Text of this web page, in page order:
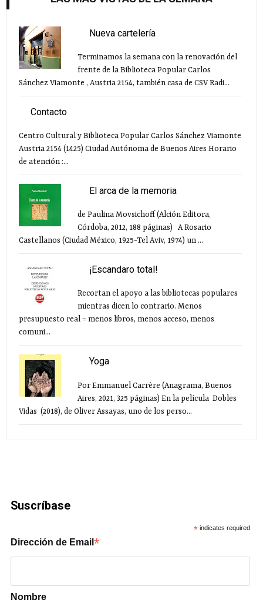
Nueva cartelería
Terminamos la semana con la renovación del
frente de la Biblioteca Popular Carlos
Sánchez Viamonte , Austria 2154, también casa de CSV Radi...
Contacto
Centro Cultural y Biblioteca Popular Carlos Sánchez Viamonte
Austria 2154 (1425) Ciudad Autónoma de Buenos Aires Horario
de atención :...
El arca de la memoria
de Paulina Movsichoff (Alción Editora,
Córdoba, 2012, 188 páginas) A Rosario
Castellanos (Ciudad México, 1925-Tel Aviv, 1974) un ...
¡Escandaro total!
Recortan el apoyo a las bibliotecas populares
mientras dicen lo contrario. Menos
presupuesto real = menos libros, menos acceso, menos
comuni...
Yoga
Por Emmanuel Carrère (Anagrama, Buenos
Aires, 2021, 325 páginas) En la película Dobles
Vidas (2018), de Oliver Assayas, uno de los perso...
Suscríbase
* indicates required
Dirección de Email*
Nombre